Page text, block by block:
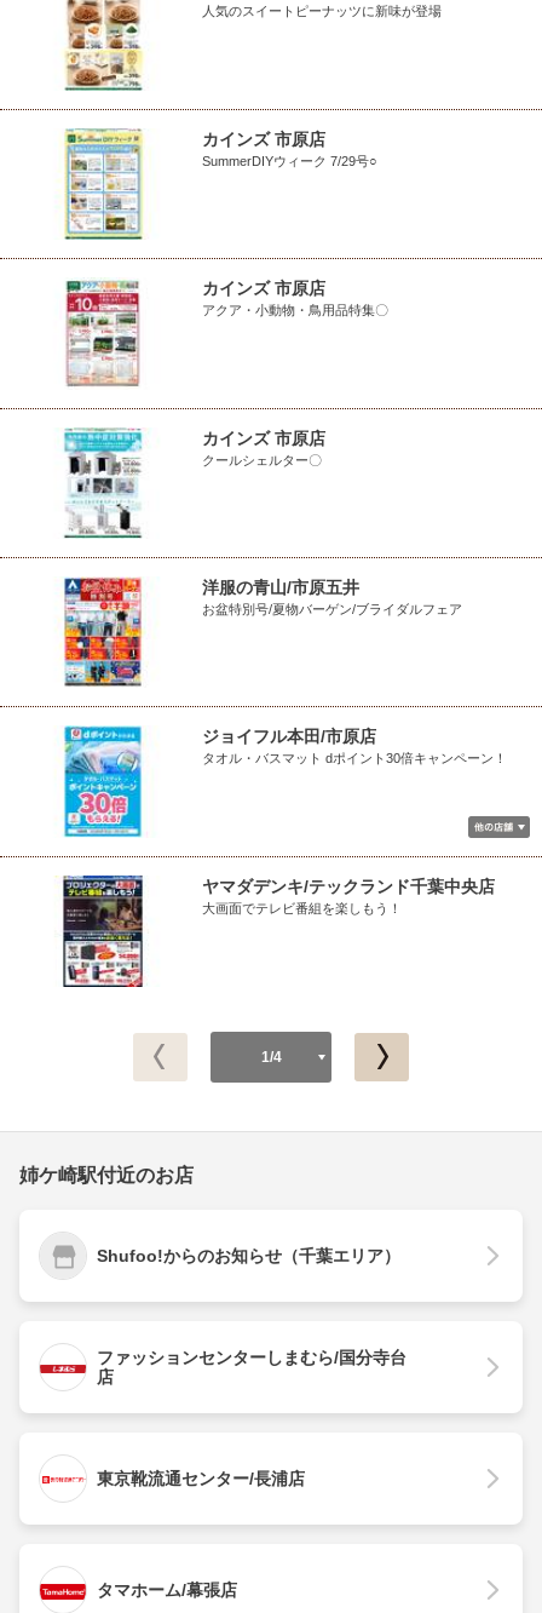
人気のスイートピーナッツに新味が登場
カインズ 市原店
SummerDIYウィーク 7/29号○
カインズ 市原店
アクア・小動物・鳥用品特集〇
カインズ 市原店
クールシェルター〇
洋服の青山/市原五井
お盆特別号/夏物バーゲン/ブライダルフェア
ジョイフル本田/市原店
タオル・バスマット dポイント30倍キャンペーン！
ヤマダデンキ/テックランド千葉中央店
大画面でテレビ番組を楽しもう！
1/4
姉ケ崎駅付近のお店
Shufoo!からのお知らせ（千葉エリア）
ファッションセンターしまむら/国分寺台
店
東京靴流通センター/長浦店
タマホーム/幕張店